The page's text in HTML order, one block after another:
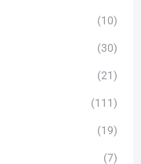
(10)
(30)
(21)
(111)
(19)
(7)